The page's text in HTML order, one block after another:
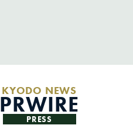
KYODO NEWS
PRWIRE
PRESS